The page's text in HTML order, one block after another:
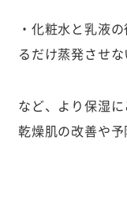
・化粧水と乳液
るだけ蒸発させ
など、より保湿
乾燥肌の改善や予